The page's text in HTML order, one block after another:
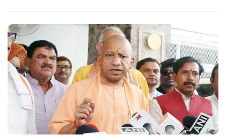
ताकि विद्यार्थियों और आम नागरिकों की सुरक्षा सुनिश्चित की जा सके.